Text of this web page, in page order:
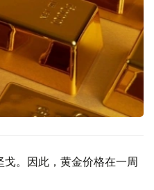
。因此，黄金价格在一周